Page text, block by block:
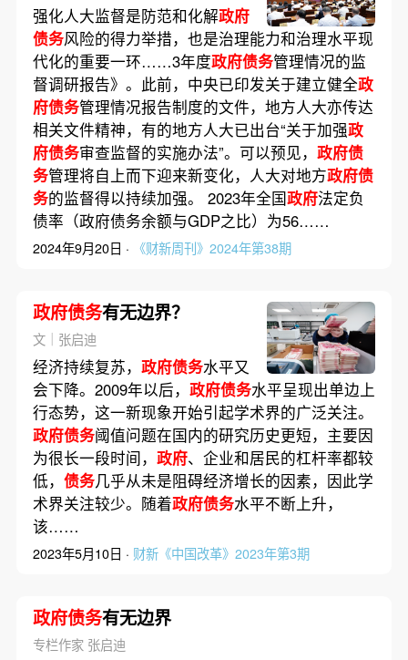
强化人大监督是防范和化解政府
债务风险的得力举措，也是治理能力和治理水平现
代化的重要一环……3年度政府债务管理情况的监
督调研报告》。此前，中央已印发关于建立健全政
府债务管理情况报告制度的文件，地方人大亦传达
相关文件精神，有的地方人大已出台“关于加强政
府债务审查监督的实施办法”。可以预见， 政府债
务管理将自上而下迎来新变化，人大对地方政府债
务的监督得以持续加强。 2023年全国政府法定负
债率（政府债务余额与GDP之比）为56……
2024年9月20日 · 《财新周刊》2024年第38期
政府债务有无边界？
文｜张启迪
经济持续复苏， 政府债务水平又
会下降。2009年以后， 政府债务水平呈现出单边上
行态势，这一新现象开始引起学术界的广泛关注。
政府债务阈值问题在国内的研究历史更短，主要因
为很长一段时间， 政府、企业和居民的杠杆率都较
低， 债务几乎从未是阻碍经济增长的因素，因此学
术界关注较少。随着政府债务水平不断上升，
该……
2023年5月10日 · 财新《中国改革》2023年第3期
政府债务有无边界
专栏作家 张启迪